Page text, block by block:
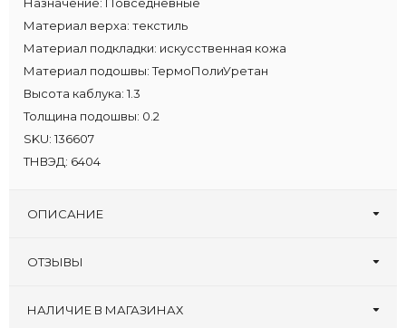
Материал верха: текстиль
Материал подкладки: искусственная кожа
Материал подошвы: ТермоПолиУретан
Высота каблука: 1.3
Толщина подошвы: 0.2
SKU: 136607
ТНВЭД: 6404
ОПИСАНИЕ
ОТЗЫВЫ
Оставьте первый отзыв!
НАЛИЧИЕ В МАГАЗИНАХ